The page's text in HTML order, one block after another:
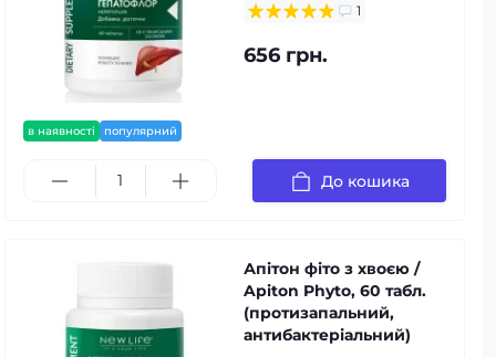
в наявності популярний
1
656 грн.
До кошика
Апітон фіто з хвоєю /
Apiton Phyto, 60 табл.
(протизапальний,
антибактеріальний)